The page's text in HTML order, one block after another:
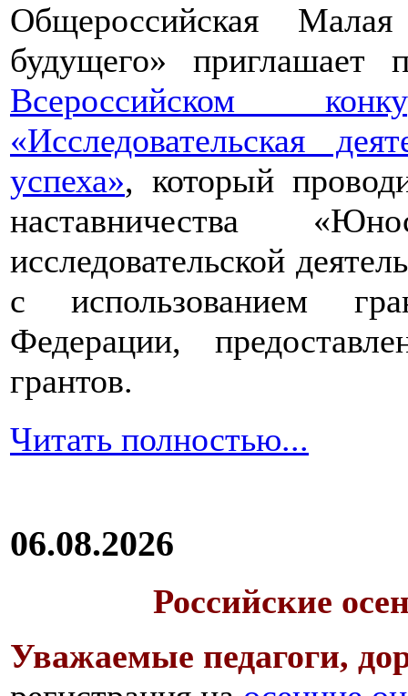
Общероссийская
будущего» приглашает
Всероссийском
«Исследовательская
успеха», который
наставничества
исследовательской
с использованием
Федерации,
грантов.
Читать полностью...
06.08.2026
Российские
Уважаемые педагоги,